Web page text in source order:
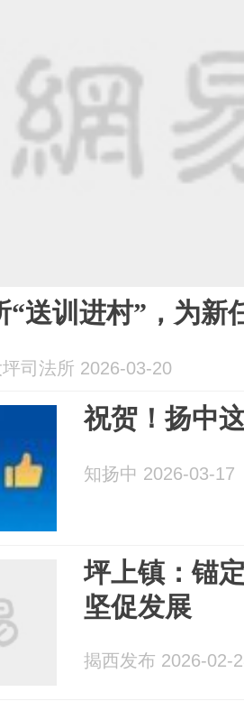
“送训进村”，为新
司法所 2026-03-20
祝贺！扬中
知扬中 2026-03-17
坪上镇：锚
坚促发展
揭西发布 2026-02-